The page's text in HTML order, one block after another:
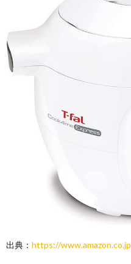
出典： https://www.amazon.co.jp